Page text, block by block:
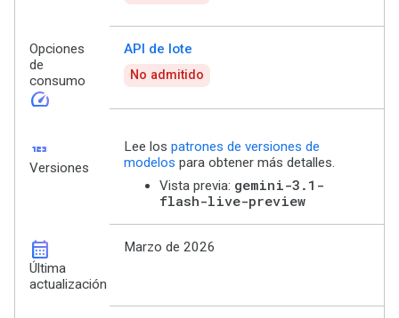
Opciones
de
consumo
speed
API de lote
No admitido
123
Versiones
Lee los patrones de versiones de
modelos para obtener más detalles.
Vista previa: gemini-3.1-
flash-live-preview
calendar_month
Última
actualización
Marzo de 2026